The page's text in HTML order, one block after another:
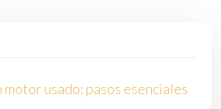
motor usado: pasos esenciales